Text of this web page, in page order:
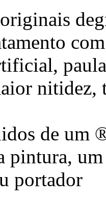
nitidez,
de um
pintura,
portador